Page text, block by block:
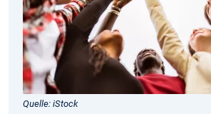
Quelle: iStock